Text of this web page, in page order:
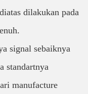
dilakukan pada
signal sebaiknya
standartnya
manufacture